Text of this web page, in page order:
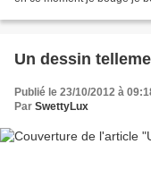
Un dessin
Publié le 23/10/2012 à
Par SwettyLux